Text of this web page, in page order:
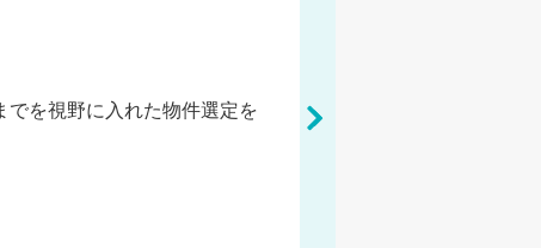
でを視野に入れた物件選定を